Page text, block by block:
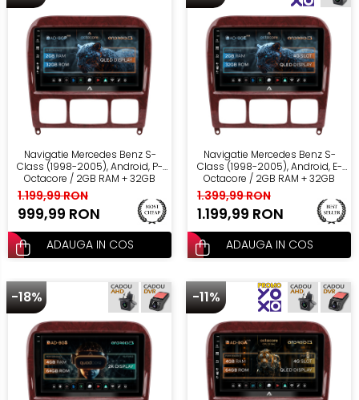
Opel
Dacia
Peugeot
Toyota
Seat
Kia
Chevrolet
Suzuki
Renault
multimedia
Auto
Lumini
ambientale
Navigatie Mercedes Benz S-
Class (1998-2005), Android, P-
Octacore / 2GB RAM + 32GB
ROM, 9 Inch - AD-BGP9002+AD-
BGRKIT408
1.199,99 RON
999,99 RON
ADAUGA IN COS
Navigatie Mercedes Benz S-
Class (1998-2005), Android, E-
Octacore / 2GB RAM + 32GB
ROM, 9 Inch - AD-BGE9002+AD-
BGRKIT408
1.399,99 RON
1.199,99 RON
ADAUGA IN COS
-18% -11%